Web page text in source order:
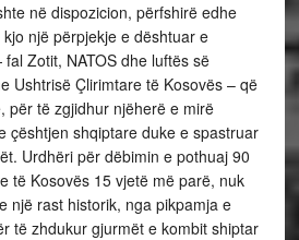
në dispozicion, përfshirë edhe
një përpjekje e dështuar e
Zotit, NATOS dhe luftës së
Ushtrisë Çlirimtare të Kosovës – që
për të zgjidhur njëherë e mirë
çështjen shqiptare duke e spastruar
Urdhëri për dëbimin e pothuaj 90
të Kosovës 15 vjetë më parë, nuk
një rast historik, nga pikpamja e
të zhdukur gjurmët e kombit shiptar